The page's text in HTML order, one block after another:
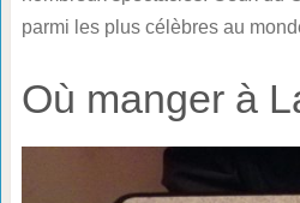
parmi les plus célèbres au
Où manger à